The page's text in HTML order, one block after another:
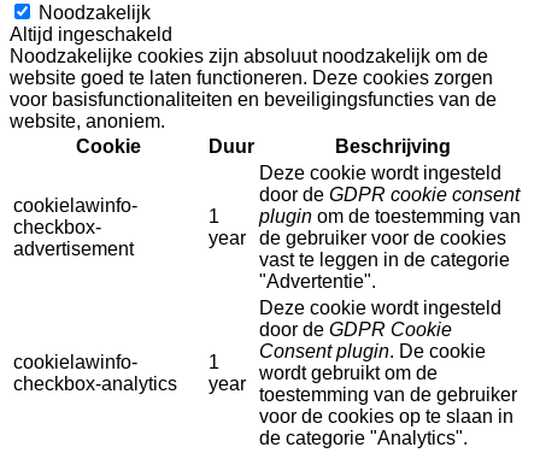
Noodzakelijk
Altijd ingeschakeld
Noodzakelijke cookies zijn absoluut noodzakelijk om de
website goed te laten functioneren. Deze cookies zorgen
voor basisfunctionaliteiten en beveiligingsfuncties van de
website, anoniem.
Cookie
Duur Beschrijving
cookielawinfo-
checkbox-
advertisement
1
year
Deze cookie wordt ingesteld
door de GDPR cookie consent
plugin om de toestemming van
de gebruiker voor de cookies
vast te leggen in de categorie
"Advertentie".
cookielawinfo-
checkbox-analytics
1
year
Deze cookie wordt ingesteld
door de GDPR Cookie
Consent plugin. De cookie
wordt gebruikt om de
toestemming van de gebruiker
voor de cookies op te slaan in
de categorie "Analytics".